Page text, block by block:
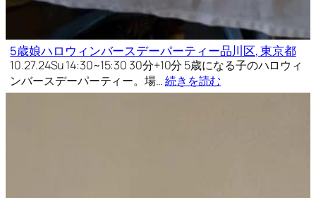
5歳娘ハロウィンバースデーパーティー品川区, 東京都
10.27.24Su 14:30~15:30 30分+10分 5歳になる子のハロウィ
ンバースデーパーティー。場…続きを読む